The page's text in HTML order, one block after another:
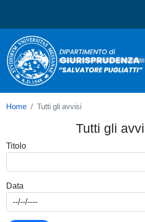
Dipartimento di
Home Tutti gli avvisi
Tutti gli
Titolo
Data